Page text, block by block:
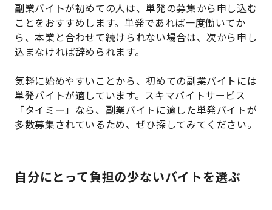
副業バイトが初めての人は、単発の募集から申し込む
ことをおすすめします。単発であれば一度働いてか
ら、本業と合わせて続けられない場合は、次から申し
込まなければ辞められます。
気軽に始めやすいことから、初めての副業バイトには
単発バイトが適しています。スキマバイトサービス
「タイミー」なら、副業バイトに適した単発バイトが
多数募集されているため、ぜひ探してみてください。
自分にとって負担の少ないバイトを選ぶ